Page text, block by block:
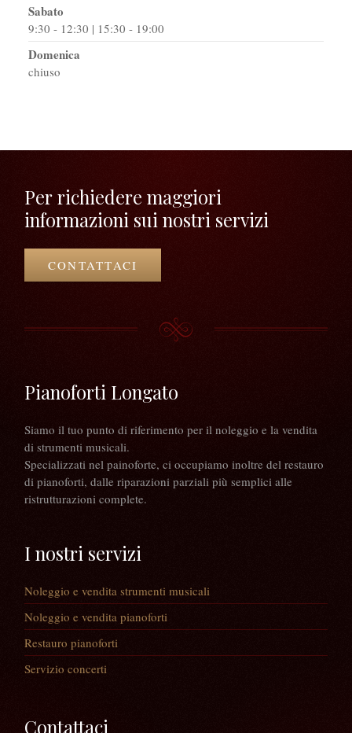
Sabato
9:30 - 12:30 | 15:30 - 19:00
Domenica
chiuso
Per richiedere maggiori
informazioni sui nostri servizi
CONTATTACI
Pianoforti Longato
Siamo il tuo punto di riferimento per il noleggio e la vendita
di strumenti musicali.
Specializzati nel painoforte, ci occupiamo inoltre del restauro
di pianoforti, dalle riparazioni parziali più semplici alle
ristrutturazioni complete.
I nostri servizi
Noleggio e vendita strumenti musicali
Noleggio e vendita pianoforti
Restauro pianoforti
Servizio concerti
Contattaci